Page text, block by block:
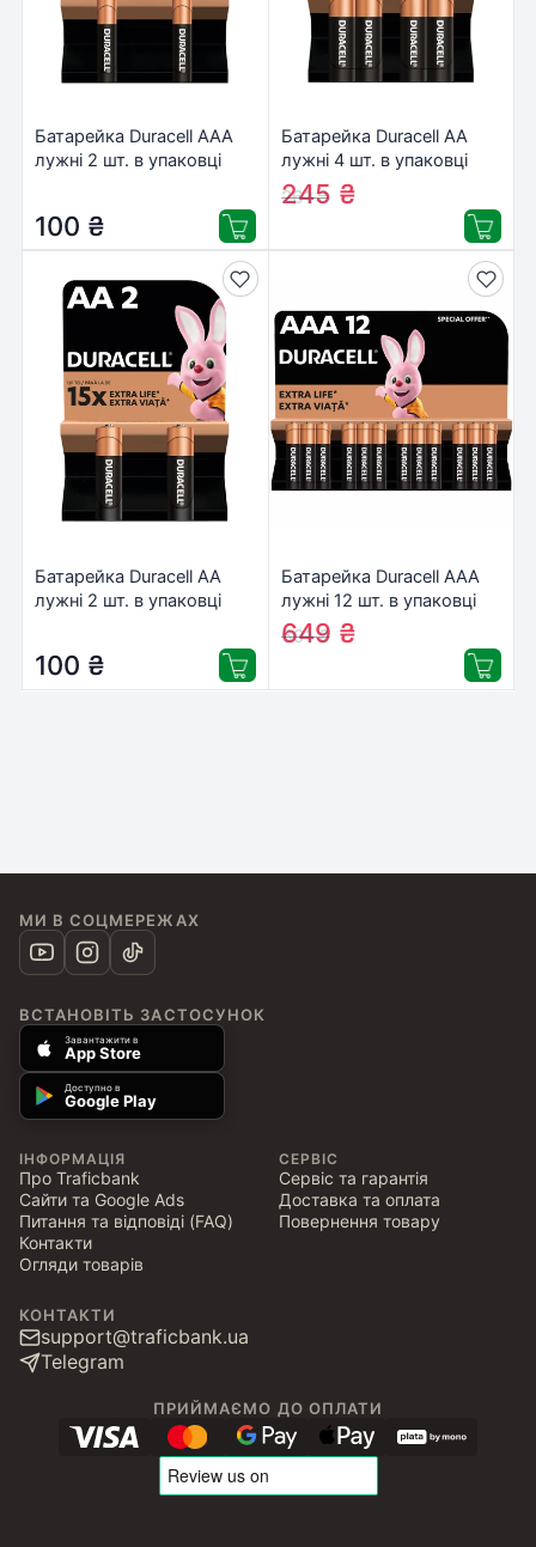
Батарейка Duracell AAA
лужні 2 шт. в упаковці
100 ₴
Батарейка Duracell AA
лужні 4 шт. в упаковці
(5000394052536 /
81551270)
261₴
245 ₴
Батарейка Duracell AA
лужні 2 шт. в упаковці
100 ₴
Батарейка Duracell AAA
лужні 12 шт. в упаковці
(5000394109254 /
81545432)
691₴
649 ₴
МИ В СОЦМЕРЕЖАХ
ВСТАНОВІТЬ ЗАСТОСУНОК
Завантажити в
App Store
Доступно в
Google Play
ІНФОРМАЦІЯ
Про Traficbank
Сайти та Google Ads
Питання та відповіді (FAQ)
Контакти
Огляди товарів
СЕРВІС
Сервіс та гарантія
Доставка та оплата
Повернення товару
КОНТАКТИ
support@traficbank.ua
Telegram
ПРИЙМАЄМО ДО ОПЛАТИ